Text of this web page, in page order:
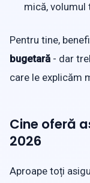
mică,
Pentru tine,
bugetară - dar
care le explicăm
Cine oferă
2026
Aproape toți